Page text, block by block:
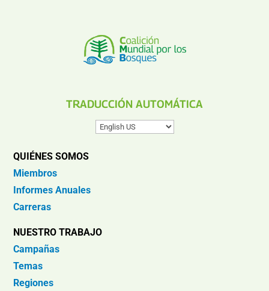
TRADUCCIÓN AUTOMÁTICA
QUIÉNES SOMOS
Miembros
Informes Anuales
Carreras
NUESTRO TRABAJO
Campañas
Temas
Regiones